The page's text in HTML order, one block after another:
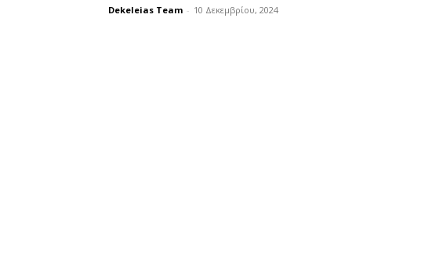
Dekeleias Team - 10 Δεκεμβρίου, 2024